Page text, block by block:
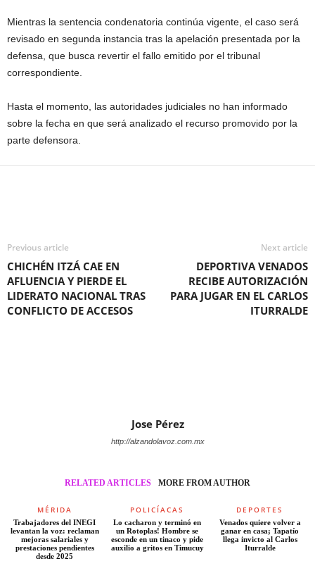
Mientras la sentencia condenatoria continúa vigente, el caso será
revisado en segunda instancia tras la apelación presentada por la
defensa, que busca revertir el fallo emitido por el tribunal
correspondiente.
Hasta el momento, las autoridades judiciales no han informado
sobre la fecha en que será analizado el recurso promovido por la
parte defensora.
Previous article
CHICHÉN ITZÁ CAE EN
AFLUENCIA Y PIERDE EL
LIDERATO NACIONAL TRAS
CONFLICTO DE ACCESOS
Next article
DEPORTIVA VENADOS
RECIBE AUTORIZACIÓN
PARA JUGAR EN EL CARLOS
ITURRALDE
Jose Pérez
http://alzandolavoz.com.mx
RELATED ARTICLES MORE FROM AUTHOR
MÉRIDA
Trabajadores del INEGI
levantan la voz: reclaman
mejoras salariales y
prestaciones pendientes
desde 2025
POLICÍACAS
Lo cacharon y terminó en
un Rotoplas! Hombre se
esconde en un tinaco y pide
auxilio a gritos en Timucuy
DEPORTES
Venados quiere volver a
ganar en casa; Tapatío
llega invicto al Carlos
Iturralde